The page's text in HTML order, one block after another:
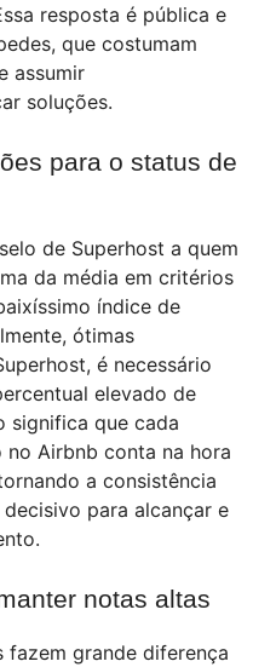
resposta é pública e
que costumam
assumir
soluções.
para o status de
de Superhost a quem
da média em critérios
índice de
ótimas
é necessário
elevado de
significa que cada
Airbnb conta na hora
a consistência
para alcançar e
notas altas
fazem grande diferença